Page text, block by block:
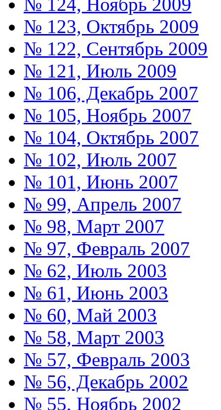
№ 123, Октябрь 2009
№ 122, Сентябрь 2009
№ 121, Июль 2009
№ 106, Декабрь 2007
№ 105, Ноябрь 2007
№ 104, Октябрь 2007
№ 102, Июль 2007
№ 101, Июнь 2007
№ 99, Апрель 2007
№ 98, Март 2007
№ 97, Февраль 2007
№ 62, Июль 2003
№ 61, Июнь 2003
№ 60, Май 2003
№ 58, Март 2003
№ 57, Февраль 2003
№ 56, Декабрь 2002
№ 55, Ноябрь 2002